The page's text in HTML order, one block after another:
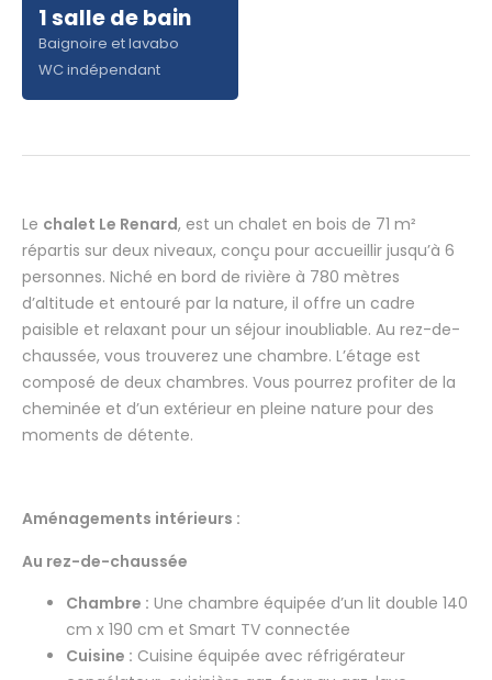
1 salle de bain
Baignoire et lavabo
WC indépendant
Le chalet Le Renard, est un chalet en bois de 71 m²
répartis sur deux niveaux, conçu pour accueillir jusqu’à 6
personnes. Niché en bord de rivière à 780 mètres
d’altitude et entouré par la nature, il offre un cadre
paisible et relaxant pour un séjour inoubliable. Au rez-de-
chaussée, vous trouverez une chambre. L’étage est
composé de deux chambres. Vous pourrez profiter de la
cheminée et d’un extérieur en pleine nature pour des
moments de détente.
Aménagements intérieurs :
Au rez-de-chaussée
Chambre : Une chambre équipée d’un lit double 140
cm x 190 cm et Smart TV connectée
Cuisine : Cuisine équipée avec réfrigérateur